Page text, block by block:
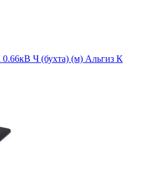
Ч (бухта) (м) Альгиз К